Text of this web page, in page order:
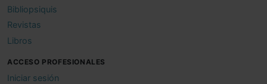
Bibliopsiquis
Revistas
Libros
ACCESO PROFESIONALES
Iniciar sesión